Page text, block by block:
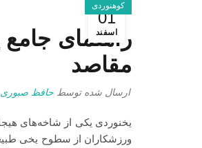
01
اسفند
کوهنوردی
راهنمای جامع
مقاصد
ارسال شده توسط حافظ صبوری
یخنوردی یکی از شاخه‌های
ورزشکاران از سطوح یخی